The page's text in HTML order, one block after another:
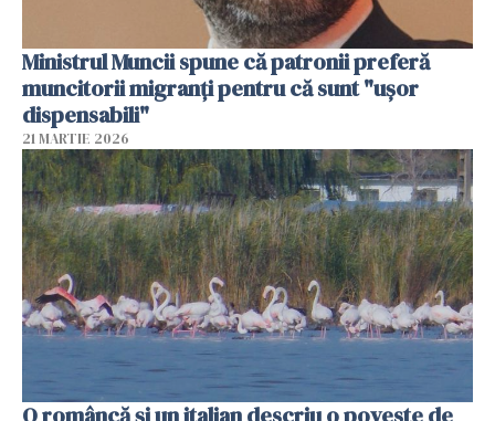
Ministrul Muncii spune că patronii preferă
muncitorii migranți pentru că sunt "uşor
dispensabili"
21 MARTIE 2026